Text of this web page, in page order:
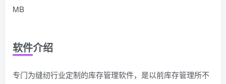
MB
软件介绍
专门为缝纫行业定制的库存管理软件，是以前库存管理所不